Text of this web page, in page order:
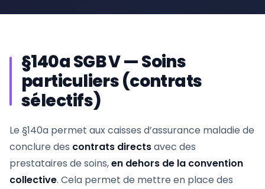
§140a SGB V — Soins
particuliers (contrats
sélectifs)
Le §140a permet aux caisses d’assurance maladie de
conclure des contrats directsavec des
prestataires de soins,en dehors de la convention
collective. Cela permet de mettre en place des